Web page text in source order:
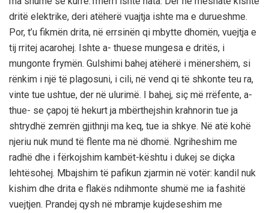
dritë elektrike, deri atëherë vuajtja ishte ma e durueshme.
Por, t’u fikmën drita, në errsinën qi mbytte dhomën, vuejtja e
tij rritej acarohej. Ishte a- thuese mungesa e dritës, i
mungonte frymën. Gulshimi bahej atëherë i mënershëm, si
rënkim i një të plagosuni, i cili, në vend qi të shkonte teu ra,
vinte tue ushtue, der në ulurimë. I bahej, siç më rrëfente, a-
thue- se çapoj të hekurt ja mbërthejshin krahnorin tue ja
shtrydhë zemrën gjithnji ma keq, tue ia shkye. Në atë kohë
njeriu nuk mund të flente ma në dhomë. Ngriheshim me
radhë dhe i fërkojshim kambët-kështu i dukej se diçka
lehtësohej. Mbajshim të pafikun zjarmin në votër: kandil nuk
kishim dhe drita e flakës ndihmonte shumë me ia fashitë
vuejtjen. Prandej qysh në mbramje kujdeseshim me